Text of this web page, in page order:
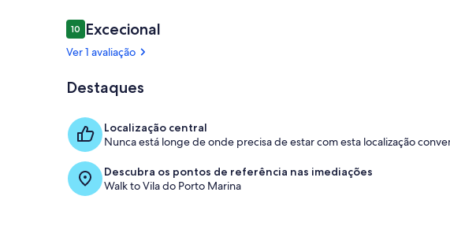
Avaliações
1010 em 10
Excecional
Ver 1 avaliação
Destaques
Localização central
Nunca está longe de onde precisa de estar com esta localização
Descubra os pontos de referência nas imediações
Walk to Vila do Porto Marina